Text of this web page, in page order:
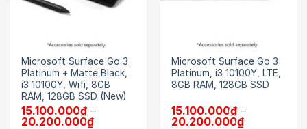
Microsoft Surface Go 3
Platinum + Matte Black,
i3 10100Y, Wifi, 8GB
RAM, 128GB SSD (New)
15.100.000₫ –
20.200.000₫Khoảng
Microsoft Surface Go 3
Platinum, i3 10100Y, LTE,
8GB RAM, 128GB SSD
15.100.000₫ –
20.200.000₫Khoảng